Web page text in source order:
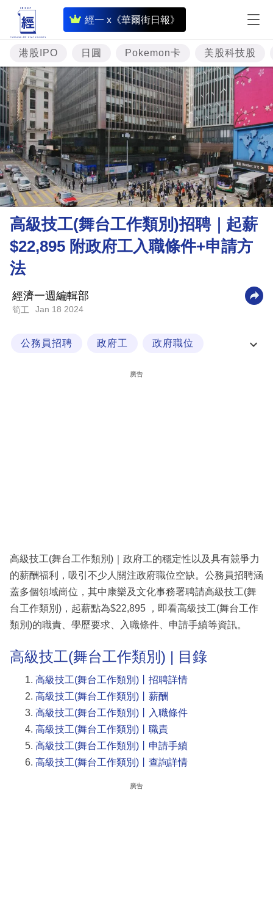
經一 x《華爾街日報》
即
時
財
經
專
題
投
資
樓
市
理
財
商
科
技
港股IPO 日圓 Pokemon卡 美股科技股
高級技工(舞台工作類別)招聘｜起薪
$22,895 附政府工入職條件+申請方
法
經濟一週編輯部
筍工 Jan 18 2024
公務員招聘 政府工 政府職位
廣告
高級技工(舞台工作類別)｜政府工的穩定性以及具有競爭力
的薪酬福利，吸引不少人關注政府職位空缺。公務員招聘涵
蓋多個領域崗位，其中康樂及文化事務署聘請高級技工(舞
台工作類別)，起薪點為$22,895 ，即看高級技工(舞台工作
類別)的職責、學歷要求、入職條件、申請手續等資訊。
高級技工(舞台工作類別) | 目錄
高級技工(舞台工作類別)丨招聘詳情
高級技工(舞台工作類別)丨薪酬
高級技工(舞台工作類別)丨入職條件
高級技工(舞台工作類別)丨職責
高級技工(舞台工作類別)丨申請手續
高級技工(舞台工作類別)丨查詢詳情
廣告